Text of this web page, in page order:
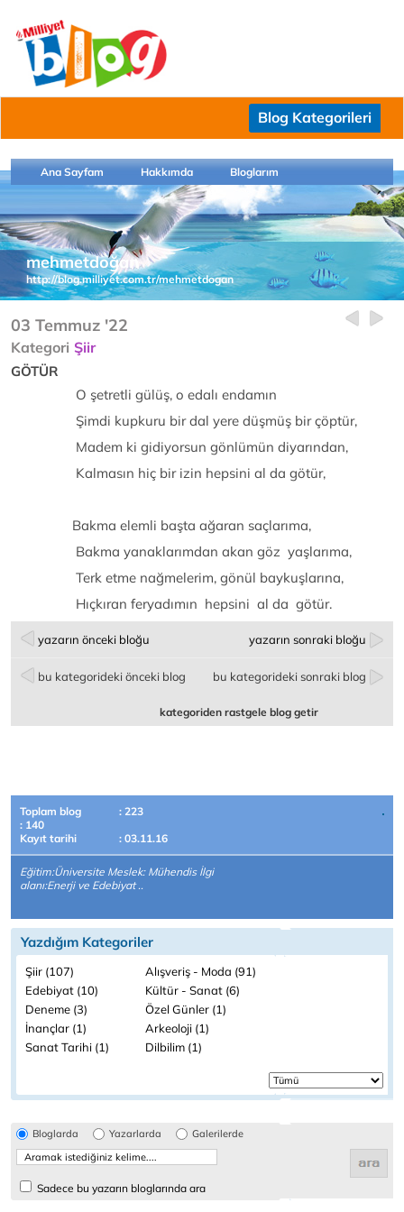
Blog Kategorileri
Ana Sayfam Hakkımda Bloglarım
mehmetdoğan
http://blog.milliyet.com.tr/mehmetdogan
03 Temmuz '22
Kategori Şiir
GÖTÜR
O şetretli gülüş, o edalı endamın
Şimdi kupkuru bir dal yere düşmüş bir çöptür,
Madem ki gidiyorsun gönlümün diyarından,
Kalmasın hiç bir izin hepsini al da götür,
Bakma elemli başta ağaran saçlarıma,
Bakma yanaklarımdan akan göz yaşlarıma,
Terk etme nağmelerim, gönül baykuşlarına,
Hıçkıran feryadımın hepsini al da götür.
yazarın önceki bloğu yazarın sonraki bloğu
bu kategorideki önceki blog bu kategorideki sonraki blog
kategoriden rastgele blog getir
Toplam blog
: 223
: 140
Kayıt tarihi
: 03.11.16
Eğitim:Üniversite Meslek: Mühendis İlgi
alanı:Enerji ve Edebiyat ..
Yazdığım Kategoriler
Şiir (107)
Alışveriş - Moda (91)
Edebiyat (10)
Kültür - Sanat (6)
Deneme (3)
Özel Günler (1)
İnançlar (1)
Arkeoloji (1)
Sanat Tarihi (1)
Dilbilim (1)
Bloglarda Yazarlarda Galerilerde
Sadece bu yazarın bloglarında ara